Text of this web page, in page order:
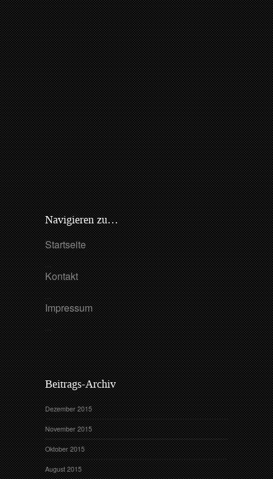
Navigieren zu…
Startseite
Kontakt
Impressum
Beitrags-Archiv
Dezember 2015
November 2015
Oktober 2015
August 2015